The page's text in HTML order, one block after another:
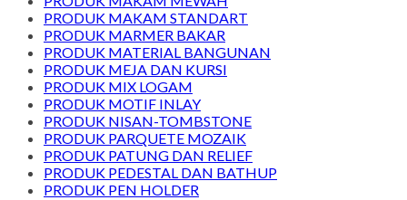
PRODUK MAKAM STANDART
PRODUK MARMER BAKAR
PRODUK MATERIAL BANGUNAN
PRODUK MEJA DAN KURSI
PRODUK MIX LOGAM
PRODUK MOTIF INLAY
PRODUK NISAN-TOMBSTONE
PRODUK PARQUETE MOZAIK
PRODUK PATUNG DAN RELIEF
PRODUK PEDESTAL DAN BATHUP
PRODUK PEN HOLDER